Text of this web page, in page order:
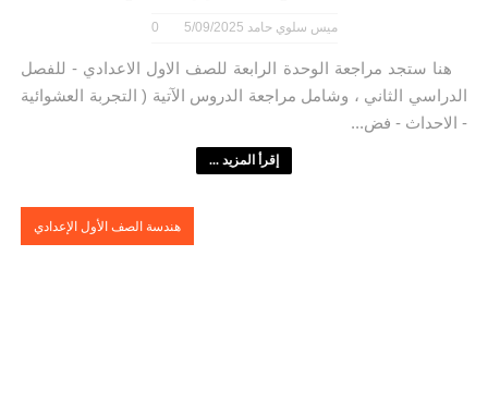
ميس سلوي حامد 5/09/2025
0
هنا ستجد مراجعة الوحدة الرابعة للصف الاول الاعدادي - للفصل
الدراسي الثاني ، وشامل مراجعة الدروس الآتية ( التجربة العشوائية
- الاحداث - فض...
إقرأ المزيد ...
هندسة الصف الأول الإعدادي